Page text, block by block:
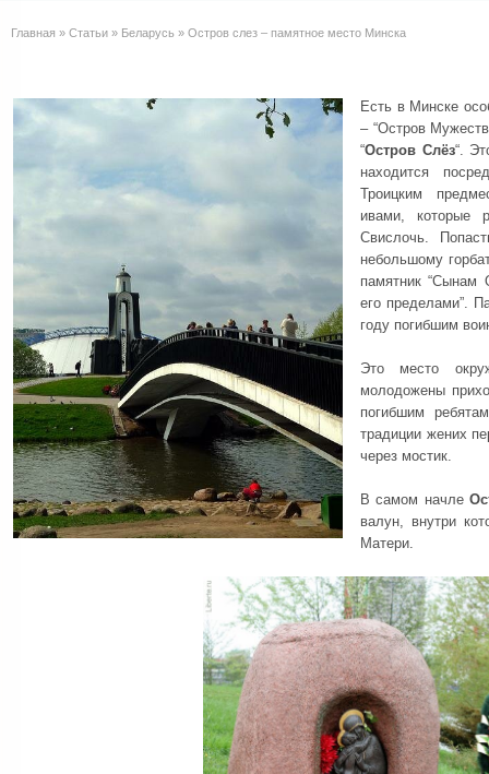
Главная » Статьи » Беларусь » Остров слез – памятное место Минска
Есть в Минске
– “Остров
“Остров Слёз“.
находится
Троицким
ивами, которые
Свислочь.
небольшому
памятник “Сынам
его пределами”.
году погибшим
Это место
молодожены
погибшим
традиции жених
через мостик.
В самом начле
валун, внутри
Матери.